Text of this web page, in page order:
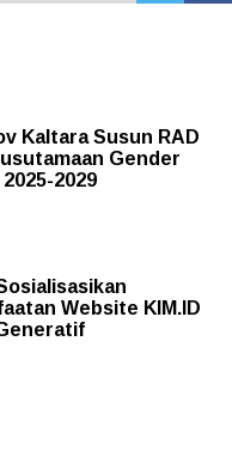
Kaltara Susun RAD
Gender
2029
Website KIM.ID